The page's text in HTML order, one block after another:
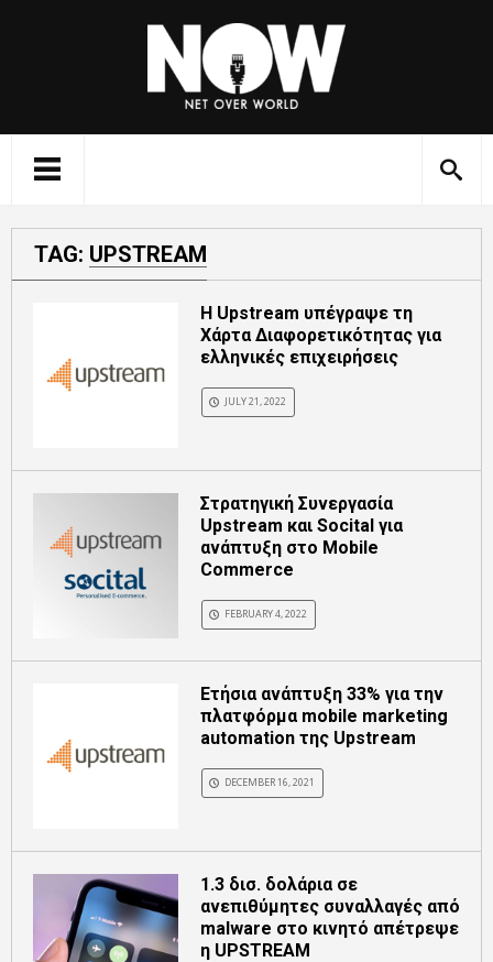
TAG: UPSTREAM
Η Upstream υπέγραψε τη
Χάρτα Διαφορετικότητας για
ελληνικές επιχειρήσεις
JULY 21, 2022
Στρατηγική Συνεργασία
Upstream και Socital για
ανάπτυξη στο Mobile
Commerce
FEBRUARY 4, 2022
Ετήσια ανάπτυξη 33% για την
πλατφόρμα mobile marketing
automation της Upstream
DECEMBER 16, 2021
1.3 δισ. δολάρια σε
ανεπιθύμητες συναλλαγές από
malware στο κινητό απέτρεψε
η UPSTREAM